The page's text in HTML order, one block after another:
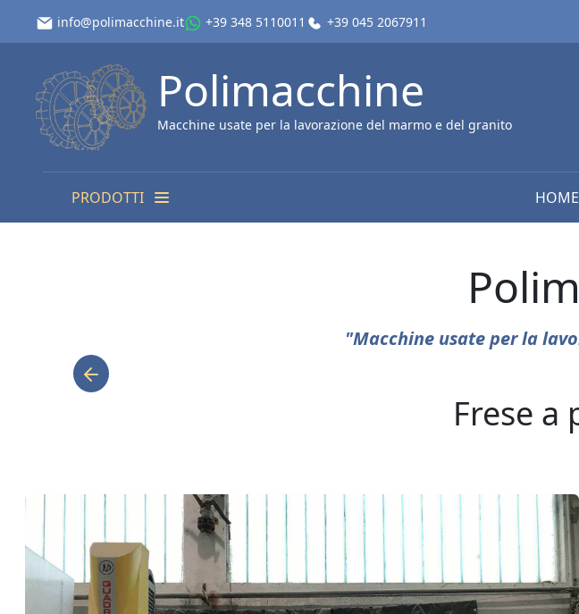
info@polimacchine.it +39 348 5110011 +39 045 2067911
Polimacchine
Macchine usate per la lavorazione del marmo e del granito
PRODOTTI HOME
"Macchine usate per la
Frese a